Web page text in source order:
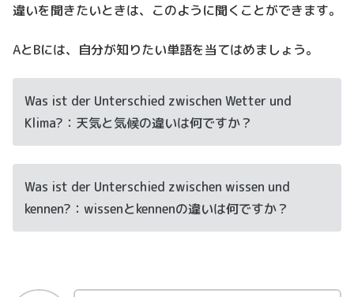
違いを聞きたいときは、このように聞くことができます。
AとBには、自分が知りたい単語を当てはめましょう。
Was ist der Unterschied zwischen Wetter und
Klima?：天気と気候の違いは何ですか？
Was ist der Unterschied zwischen wissen und
kennen?：wissenとkennenの違いは何ですか？